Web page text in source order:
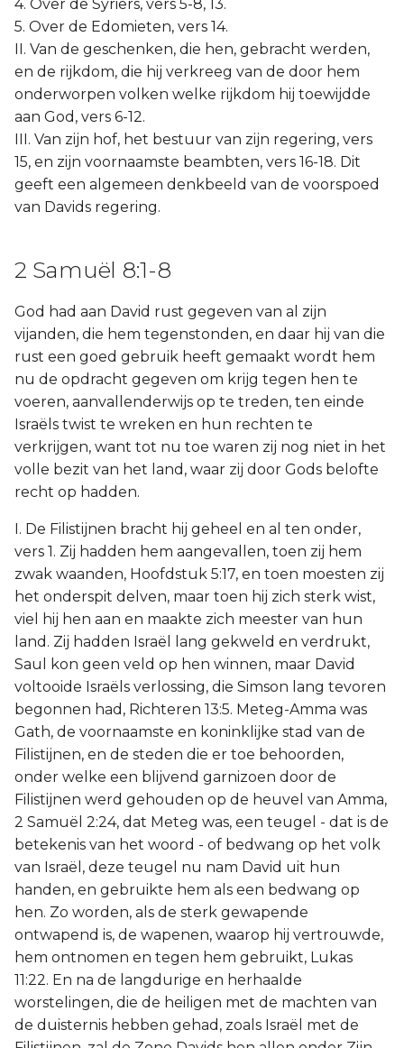
4. Over de Syriërs, vers 5-8, 13.
5. Over de Edomieten, vers 14.
II. Van de geschenken, die hen, gebracht werden,
en de rijkdom, die hij verkreeg van de door hem
onderworpen volken welke rijkdom hij toewijdde
aan God, vers 6-12.
III. Van zijn hof, het bestuur van zijn regering, vers
15, en zijn voornaamste beambten, vers 16-18. Dit
geeft een algemeen denkbeeld van de voorspoed
van Davids regering.
2 Samuël 8:1-8
God had aan David rust gegeven van al zijn
vijanden, die hem tegenstonden, en daar hij van die
rust een goed gebruik heeft gemaakt wordt hem
nu de opdracht gegeven om krijg tegen hen te
voeren, aanvallenderwijs op te treden, ten einde
Israëls twist te wreken en hun rechten te
verkrijgen, want tot nu toe waren zij nog niet in het
volle bezit van het land, waar zij door Gods belofte
recht op hadden.
I. De Filistijnen bracht hij geheel en al ten onder,
vers 1. Zij hadden hem aangevallen, toen zij hem
zwak waanden, Hoofdstuk 5:17, en toen moesten zij
het onderspit delven, maar toen hij zich sterk wist,
viel hij hen aan en maakte zich meester van hun
land. Zij hadden Israël lang gekweld en verdrukt,
Saul kon geen veld op hen winnen, maar David
voltooide Israëls verlossing, die Simson lang tevoren
begonnen had, Richteren 13:5. Meteg-Amma was
Gath, de voornaamste en koninklijke stad van de
Filistijnen, en de steden die er toe behoorden,
onder welke een blijvend garnizoen door de
Filistijnen werd gehouden op de heuvel van Amma,
2 Samuël 2:24, dat Meteg was, een teugel - dat is de
betekenis van het woord - of bedwang op het volk
van Israël, deze teugel nu nam David uit hun
handen, en gebruikte hem als een bedwang op
hen. Zo worden, als de sterk gewapende
ontwapend is, de wapenen, waarop hij vertrouwde,
hem ontnomen en tegen hem gebruikt, Lukas
11:22. En na de langdurige en herhaalde
worstelingen, die de heiligen met de machten van
de duisternis hebben gehad, zoals Israël met de